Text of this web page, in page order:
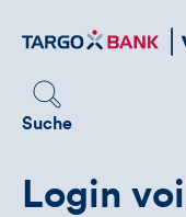
zum
Suche
Login